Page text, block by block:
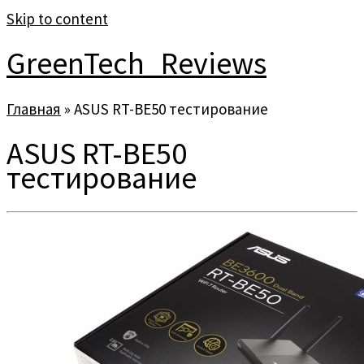
Skip to content
GreenTech_Reviews
Главная » ASUS RT-BE50 тестирование
ASUS RT-BE50
тестирование